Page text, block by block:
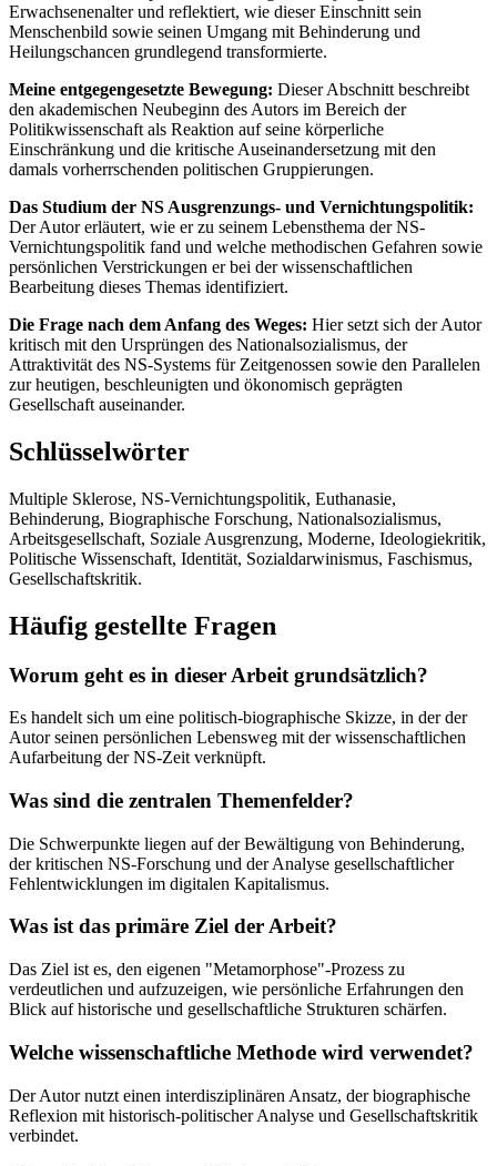
Erwachsenenalter und reflektiert, wie dieser Einschnitt sein
Menschenbild sowie seinen Umgang mit Behinderung und
Heilungschancen grundlegend transformierte.
Meine entgegengesetzte Bewegung: Dieser Abschnitt beschreibt
den akademischen Neubeginn des Autors im Bereich der
Politikwissenschaft als Reaktion auf seine körperliche
Einschränkung und die kritische Auseinandersetzung mit den
damals vorherrschenden politischen Gruppierungen.
Das Studium der NS Ausgrenzungs- und Vernichtungspolitik:
Der Autor erläutert, wie er zu seinem Lebensthema der NS-
Vernichtungspolitik fand und welche methodischen Gefahren sowie
persönlichen Verstrickungen er bei der wissenschaftlichen
Bearbeitung dieses Themas identifiziert.
Die Frage nach dem Anfang des Weges: Hier setzt sich der Autor
kritisch mit den Ursprüngen des Nationalsozialismus, der
Attraktivität des NS-Systems für Zeitgenossen sowie den Parallelen
zur heutigen, beschleunigten und ökonomisch geprägten
Gesellschaft auseinander.
Schlüsselwörter
Multiple Sklerose, NS-Vernichtungspolitik, Euthanasie,
Behinderung, Biographische Forschung, Nationalsozialismus,
Arbeitsgesellschaft, Soziale Ausgrenzung, Moderne, Ideologiekritik,
Politische Wissenschaft, Identität, Sozialdarwinismus, Faschismus,
Gesellschaftskritik.
Häufig gestellte Fragen
Worum geht es in dieser Arbeit grundsätzlich?
Es handelt sich um eine politisch-biographische Skizze, in der der
Autor seinen persönlichen Lebensweg mit der wissenschaftlichen
Aufarbeitung der NS-Zeit verknüpft.
Was sind die zentralen Themenfelder?
Die Schwerpunkte liegen auf der Bewältigung von Behinderung,
der kritischen NS-Forschung und der Analyse gesellschaftlicher
Fehlentwicklungen im digitalen Kapitalismus.
Was ist das primäre Ziel der Arbeit?
Das Ziel ist es, den eigenen "Metamorphose"-Prozess zu
verdeutlichen und aufzuzeigen, wie persönliche Erfahrungen den
Blick auf historische und gesellschaftliche Strukturen schärfen.
Welche wissenschaftliche Methode wird verwendet?
Der Autor nutzt einen interdisziplinären Ansatz, der biographische
Reflexion mit historisch-politischer Analyse und Gesellschaftskritik
verbindet.